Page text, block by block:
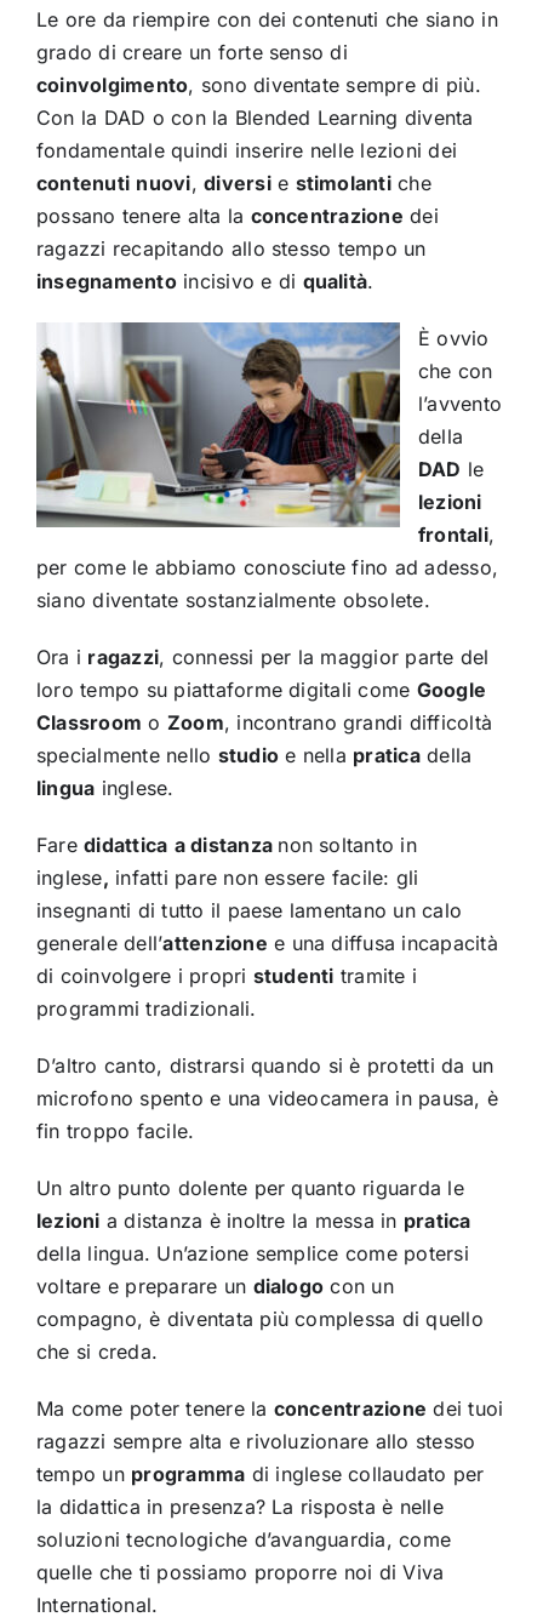
Le ore da riempire con dei contenuti che siano in
grado di creare un forte senso di
coinvolgimento, sono diventate sempre di più.
Con la DAD o con la Blended Learning diventa
fondamentale quindi inserire nelle lezioni dei
contenuti nuovi,diversie stimolantiche
possano tenere alta la concentrazione dei
ragazzi recapitando allo stesso tempo un
insegnamentoincisivo e di qualità.
È ovvio
che con
l’avvento
della
DAD le
lezioni
frontali,
per come le abbiamo conosciute fino ad adesso,
siano diventate sostanzialmente obsolete.
Ora i ragazzi, connessi per la maggior parte del
loro tempo su piattaforme digitali come Google
Classroom o Zoom, incontrano grandi difficoltà
specialmente nello studio e nella praticadella
lingua inglese.
Faredidattica a distanza non soltanto in
inglese, infatti pare non essere facile: gli
insegnanti di tutto il paese lamentano un calo
generale dell’attenzione e una diffusa incapacità
di coinvolgere i propri studenti tramite i
programmi tradizionali.
D’altro canto, distrarsi quando si è protetti da un
microfono spento e una videocamera in pausa, è
fin troppo facile.
Un altro punto dolente per quanto riguarda le
lezioni a distanza è inoltre la messa in pratica
della lingua. Un’azione semplice come potersi
voltare e preparare un dialogo con un
compagno, è diventata più complessa di quello
che si creda.
Ma come poter tenere la concentrazione dei tuoi
ragazzi sempre alta e rivoluzionare allo stesso
tempo un programma di inglese collaudato per
la didattica in presenza? La risposta è nelle
soluzioni tecnologiche d’avanguardia, come
quelle che ti possiamo proporre noi di Viva
International.